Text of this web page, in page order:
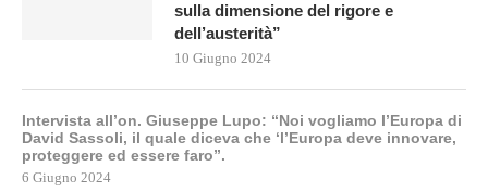
sulla dimensione del rigore e
dell’austerità”
10 Giugno 2024
Intervista all’on. Giuseppe Lupo: “Noi vogliamo l’Europa di
David Sassoli, il quale diceva che ‘l’Europa deve innovare,
proteggere ed essere faro”.
6 Giugno 2024